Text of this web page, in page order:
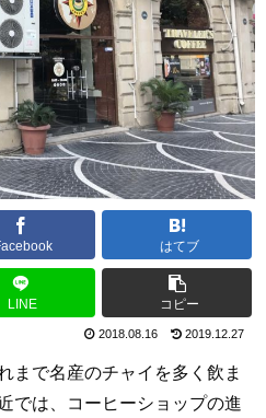
はてブ
LINE コピー
2018.08.16 2019.12.27
まで名産のチャイを多く飲ま
では、コーヒーショップの進